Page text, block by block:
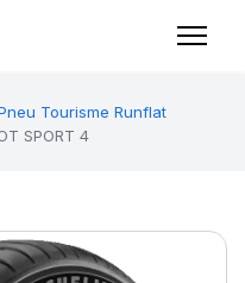
Tourisme Runflat
SPORT 4